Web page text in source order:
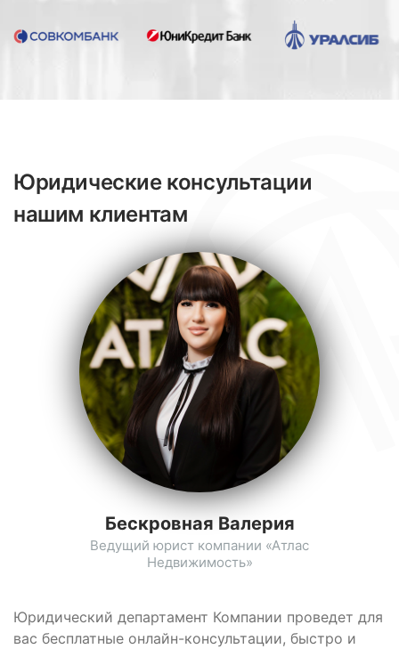
Юридические консультации
нашим клиентам
Юридический департамент Компании проведет для
вас бесплатные онлайн-консультации, быстро и
Бескровная Валерия
Ведущий юрист компании «Атлас
Недвижимость»